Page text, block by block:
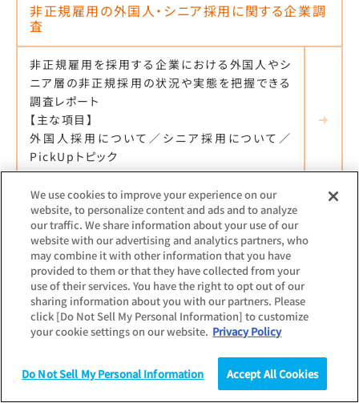
統計（データ） コラム
非正規雇用の外国人・シニア採用に関する企業調
査
非正規雇用を採用する企業における外国人やシ
ニア層の非正規採用の状況や実態を把握できる
調査レポート
【主な項目】
外国人採用について／シニア採用について／
PickUpトピック
最新調査更新日：2025.09.18
調査対象：
個人
派遣社員の意識・就労実態調査
派遣社員の就労実態、就労意識など派遣市場動
向の実態を把握できる調査レポート
【主な項目】
就労意識・実態／派遣元・派遣先選びの実態／
定着のポイント／今後の就労意向／PickUpトピ
We use cookies to improve your experience on our
website, to personalize content and ads and to analyze
our traffic. We share information about your use of our
website with our advertising and analytics partners, who
may combine it with other information that you have
provided to them or that they have collected from your
use of their services. You have the right to opt out of our
sharing information about you with our partners. Please
click [Do Not Sell My Personal Information] to customize
your cookie settings on our website. Privacy Policy
Do Not Sell My Personal Information Accept All Cookies